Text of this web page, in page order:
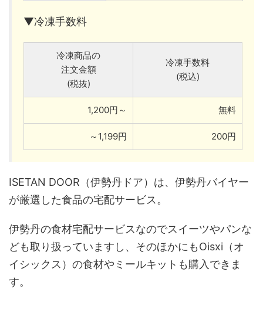
▼冷凍手数料
冷凍商品の
注文金額
(税抜)
冷凍手数料
(税込)
1,200円～ 無料
～1,199円 200円
ISETAN DOOR（伊勢丹ドア）は、伊勢丹バイヤー
が厳選した食品の宅配サービス。
伊勢丹の食材宅配サービスなのでスイーツやパンな
ども取り扱っていますし、そのほかにもOisxi（オ
イシックス）の食材やミールキットも購入できま
す。